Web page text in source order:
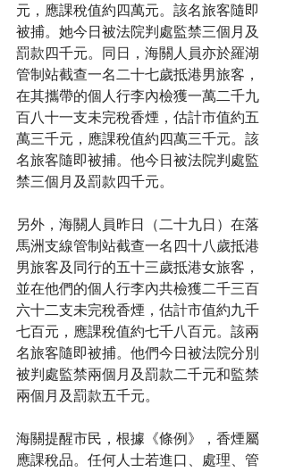
元，應課稅值約四萬元。該名旅客隨即
被捕。她今日被法院判處監禁三個月及
罰款四千元。同日，海關人員亦於羅湖
管制站截查一名二十七歲抵港男旅客，
在其攜帶的個人行李內檢獲一萬二千九
百八十一支未完稅香煙，估計市值約五
萬三千元，應課稅值約四萬三千元。該
名旅客隨即被捕。他今日被法院判處監
禁三個月及罰款四千元。
另外，海關人員昨日（二十九日）在落
馬洲支線管制站截查一名四十八歲抵港
男旅客及同行的五十三歲抵港女旅客，
並在他們的個人行李內共檢獲二千三百
六十二支未完稅香煙，估計市值約九千
七百元，應課稅值約七千八百元。該兩
名旅客隨即被捕。他們今日被法院分別
被判處監禁兩個月及罰款二千元和監禁
兩個月及罰款五千元。
海關提醒市民，根據《條例》，香煙屬
應課稅品。任何人士若進口、處理、管